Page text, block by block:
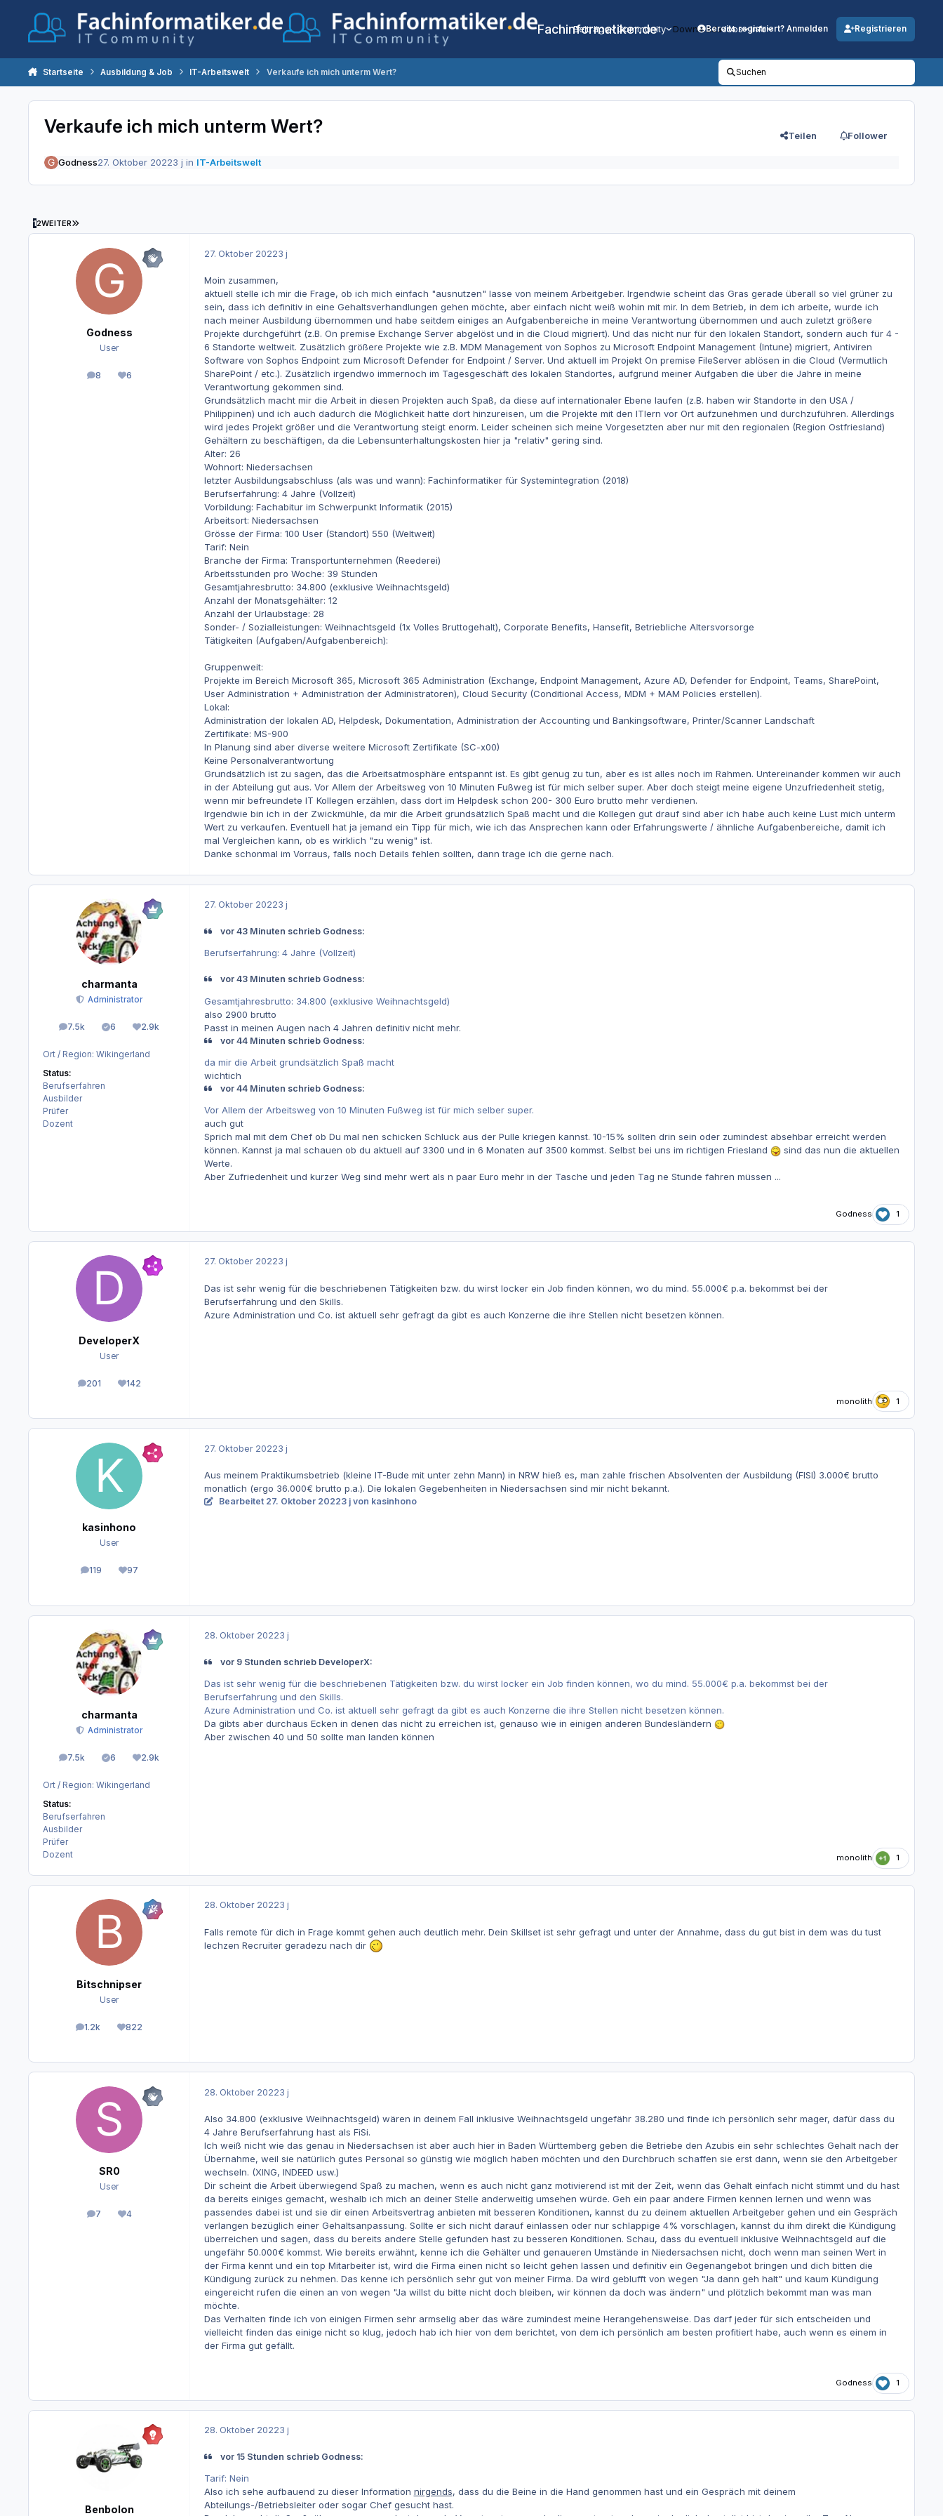
Fachinformatiker.de
Beiträge Community DownloadsJobs Info
Bereits registriert? Anmelden Registrieren
Startseite Ausbildung & Job IT-Arbeitswelt Verkaufe ich mich unterm Wert? Suchen
Verkaufe ich mich unterm Wert? Teilen Follower
Godness27. Oktober 20223 j in IT-Arbeitswelt
12WEITER LETZTE SEITE
Godness
User
8
Beiträge6
Reputation
27. Oktober 20223 j
Moin zusammen,
aktuell stelle ich mir die Frage, ob ich mich einfach "ausnutzen" lasse von meinem Arbeitgeber. Irgendwie scheint das Gras gerade überall so viel grüner zu
sein, dass ich definitiv in eine Gehaltsverhandlungen gehen möchte, aber einfach nicht weiß wohin mit mir. In dem Betrieb, in dem ich arbeite, wurde ich
nach meiner Ausbildung übernommen und habe seitdem einiges an Aufgabenbereiche in meine Verantwortung übernommen und auch zuletzt größere
Projekte durchgeführt (z.B. On premise Exchange Server abgelöst und in die Cloud migriert). Und das nicht nur für den lokalen Standort, sondern auch für 4 -
6 Standorte weltweit. Zusätzlich größere Projekte wie z.B. MDM Management von Sophos zu Microsoft Endpoint Management (Intune) migriert, Antiviren
Software von Sophos Endpoint zum Microsoft Defender for Endpoint / Server. Und aktuell im Projekt On premise FileServer ablösen in die Cloud (Vermutlich
SharePoint / etc.). Zusätzlich irgendwo immernoch im Tagesgeschäft des lokalen Standortes, aufgrund meiner Aufgaben die über die Jahre in meine
Verantwortung gekommen sind.
Grundsätzlich macht mir die Arbeit in diesen Projekten auch Spaß, da diese auf internationaler Ebene laufen (z.B. haben wir Standorte in den USA /
Philippinen) und ich auch dadurch die Möglichkeit hatte dort hinzureisen, um die Projekte mit den ITlern vor Ort aufzunehmen und durchzuführen. Allerdings
wird jedes Projekt größer und die Verantwortung steigt enorm. Leider scheinen sich meine Vorgesetzten aber nur mit den regionalen (Region Ostfriesland)
Gehältern zu beschäftigen, da die Lebensunterhaltungskosten hier ja "relativ" gering sind.
Alter: 26
Wohnort: Niedersachsen
letzter Ausbildungsabschluss (als was und wann): Fachinformatiker für Systemintegration (2018)
Berufserfahrung: 4 Jahre (Vollzeit)
Vorbildung: Fachabitur im Schwerpunkt Informatik (2015)
Arbeitsort: Niedersachsen
Grösse der Firma: 100 User (Standort) 550 (Weltweit)
Tarif: Nein
Branche der Firma: Transportunternehmen (Reederei)
Arbeitsstunden pro Woche: 39 Stunden
Gesamtjahresbrutto: 34.800 (exklusive Weihnachtsgeld)
Anzahl der Monatsgehälter: 12
Anzahl der Urlaubstage: 28
Sonder- / Sozialleistungen: Weihnachtsgeld (1x Volles Bruttogehalt), Corporate Benefits, Hansefit, Betriebliche Altersvorsorge
Tätigkeiten (Aufgaben/Aufgabenbereich):
Gruppenweit:
Projekte im Bereich Microsoft 365, Microsoft 365 Administration (Exchange, Endpoint Management, Azure AD, Defender for Endpoint, Teams, SharePoint,
User Administration + Administration der Administratoren), Cloud Security (Conditional Access, MDM + MAM Policies erstellen).
Lokal:
Administration der lokalen AD, Helpdesk, Dokumentation, Administration der Accounting und Bankingsoftware, Printer/Scanner Landschaft
Zertifikate: MS-900
In Planung sind aber diverse weitere Microsoft Zertifikate (SC-x00)
Keine Personalverantwortung
Grundsätzlich ist zu sagen, das die Arbeitsatmosphäre entspannt ist. Es gibt genug zu tun, aber es ist alles noch im Rahmen. Untereinander kommen wir auch
in der Abteilung gut aus. Vor Allem der Arbeitsweg von 10 Minuten Fußweg ist für mich selber super. Aber doch steigt meine eigene Unzufriedenheit stetig,
wenn mir befreundete IT Kollegen erzählen, dass dort im Helpdesk schon 200- 300 Euro brutto mehr verdienen.
Irgendwie bin ich in der Zwickmühle, da mir die Arbeit grundsätzlich Spaß macht und die Kollegen gut drauf sind aber ich habe auch keine Lust mich unterm
Wert zu verkaufen. Eventuell hat ja jemand ein Tipp für mich, wie ich das Ansprechen kann oder Erfahrungswerte / ähnliche Aufgabenbereiche, damit ich
mal Vergleichen kann, ob es wirklich "zu wenig" ist.
Danke schonmal im Vorraus, falls noch Details fehlen sollten, dann trage ich die gerne nach.
charmanta
Administrator
7.5k
Beiträge 6
Lösungen2.9k
Reputation
Ort / Region: Wikingerland
Status:
Berufserfahren
Ausbilder
Prüfer
Dozent
27. Oktober 20223 j
vor 43 Minuten schrieb Godness:
Berufserfahrung: 4 Jahre (Vollzeit)
vor 43 Minuten schrieb Godness:
Gesamtjahresbrutto: 34.800 (exklusive Weihnachtsgeld)
also 2900 brutto
Passt in meinen Augen nach 4 Jahren definitiv nicht mehr.
vor 44 Minuten schrieb Godness:
da mir die Arbeit grundsätzlich Spaß macht
wichtich
vor 44 Minuten schrieb Godness:
Vor Allem der Arbeitsweg von 10 Minuten Fußweg ist für mich selber super.
auch gut
Sprich mal mit dem Chef ob Du mal nen schicken Schluck aus der Pulle kriegen kannst. 10-15% sollten drin sein oder zumindest absehbar erreicht werden
können. Kannst ja mal schauen ob du aktuell auf 3300 und in 6 Monaten auf 3500 kommst. Selbst bei uns im richtigen Friesland
sind das nun die aktuellen
Werte.
Aber Zufriedenheit und kurzer Weg sind mehr wert als n paar Euro mehr in der Tasche und jeden Tag ne Stunde fahren müssen ...
Godness 1
DeveloperX
User
201
Beiträge 142
Reputation
27. Oktober 20223 j
Das ist sehr wenig für die beschriebenen Tätigkeiten bzw. du wirst locker ein Job finden können, wo du mind. 55.000€ p.a. bekommst bei der
Berufserfahrung und den Skills.
Azure Administration und Co. ist aktuell sehr gefragt da gibt es auch Konzerne die ihre Stellen nicht besetzen können.
monolith 1
kasinhono
User
119
Beiträge97
Reputation
27. Oktober 20223 j
Aus meinem Praktikumsbetrieb (kleine IT-Bude mit unter zehn Mann) in NRW hieß es, man zahle frischen Absolventen der Ausbildung (FISI) 3.000€ brutto
monatlich (ergo 36.000€ brutto p.a.). Die lokalen Gegebenheiten in Niedersachsen sind mir nicht bekannt.
Bearbeitet 27. Oktober 20223 jvon kasinhono
charmanta
Administrator
7.5k
Beiträge 6
Lösungen2.9k
Reputation
Ort / Region: Wikingerland
Status:
Berufserfahren
Ausbilder
Prüfer
Dozent
28. Oktober 20223 j
vor 9 Stunden schrieb DeveloperX:
Das ist sehr wenig für die beschriebenen Tätigkeiten bzw. du wirst locker ein Job finden können, wo du mind. 55.000€ p.a. bekommst bei der
Berufserfahrung und den Skills.
Azure Administration und Co. ist aktuell sehr gefragt da gibt es auch Konzerne die ihre Stellen nicht besetzen können.
Da gibts aber durchaus Ecken in denen das nicht zu erreichen ist, genauso wie in einigen anderen Bundesländern
Aber zwischen 40 und 50 sollte man landen können
monolith 1
Bitschnipser
User
1.2k
Beiträge 822
Reputation
28. Oktober 20223 j
Falls remote für dich in Frage kommt gehen auch deutlich mehr. Dein Skillset ist sehr gefragt und unter der Annahme, dass du gut bist in dem was du tust
lechzen Recruiter geradezu nach dir
SR0
User
7
Beiträge4
Reputation
28. Oktober 20223 j
Also 34.800 (exklusive Weihnachtsgeld) wären in deinem Fall inklusive Weihnachtsgeld ungefähr 38.280 und finde ich persönlich sehr mager, dafür dass du
4 Jahre Berufserfahrung hast als FiSi.
Ich weiß nicht wie das genau in Niedersachsen ist aber auch hier in Baden Württemberg geben die Betriebe den Azubis ein sehr schlechtes Gehalt nach der
Übernahme, weil sie natürlich gutes Personal so günstig wie möglich haben möchten und den Durchbruch schaffen sie erst dann, wenn sie den Arbeitgeber
wechseln. (XING, INDEED usw.)
Dir scheint die Arbeit überwiegend Spaß zu machen, wenn es auch nicht ganz motivierend ist mit der Zeit, wenn das Gehalt einfach nicht stimmt und du hast
da bereits einiges gemacht, weshalb ich mich an deiner Stelle anderweitig umsehen würde. Geh ein paar andere Firmen kennen lernen und wenn was
passendes dabei ist und sie dir einen Arbeitsvertrag anbieten mit besseren Konditionen, kannst du zu deinem aktuellen Arbeitgeber gehen und ein Gespräch
verlangen bezüglich einer Gehaltsanpassung. Sollte er sich nicht darauf einlassen oder nur schlappige 4% vorschlagen, kannst du ihm direkt die Kündigung
überreichen und sagen, dass du bereits andere Stelle gefunden hast zu besseren Konditionen. Schau, dass du eventuell inklusive Weihnachtsgeld auf die
ungefähr 50.000€ kommst. Wie bereits erwähnt, kenne ich die Gehälter und genaueren Umstände in Niedersachsen nicht, doch wenn man seinen Wert in
der Firma kennt und ein top Mitarbeiter ist, wird die Firma einen nicht so leicht gehen lassen und definitiv ein Gegenangebot bringen und dich bitten die
Kündigung zurück zu nehmen. Das kenne ich persönlich sehr gut von meiner Firma. Da wird geblufft von wegen "Ja dann geh halt" und kaum Kündigung
eingereicht rufen die einen an von wegen "Ja willst du bitte nicht doch bleiben, wir können da doch was ändern" und plötzlich bekommt man was man
möchte.
Das Verhalten finde ich von einigen Firmen sehr armselig aber das wäre zumindest meine Herangehensweise. Das darf jeder für sich entscheiden und
vielleicht finden das einige nicht so klug, jedoch hab ich hier von dem berichtet, von dem ich persönlich am besten profitiert habe, auch wenn es einem in
der Firma gut gefällt.
Godness 1
Benbolon
28. Oktober 20223 j
vor 15 Stunden schrieb Godness:
Tarif: Nein
Also ich sehe aufbauend zu dieser Information nirgends, dass du die Beine in die Hand genommen hast und ein Gespräch mit deinem
Abteilungs-/Betriebsleiter oder sogar Chef gesucht hast.